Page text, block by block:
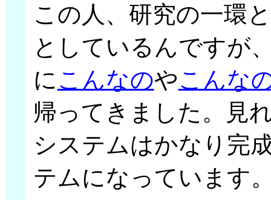
この人、研究の一環
としているんですが
に こんなのやこんな
帰ってきました。見
システムはかなり完
テムになっています